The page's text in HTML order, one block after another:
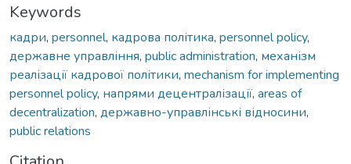
Keywords
кадри, personnel, кадрова політика, personnel policy,
державне управління, public administration, механізм
реалізації кадрової політики, mechanism for implementing
personnel policy, напрями децентралізації, areas of
decentralization, державно-управлінські відносини,
public relations